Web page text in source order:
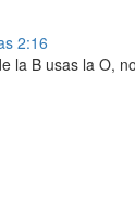
2:16
la B usas la O,